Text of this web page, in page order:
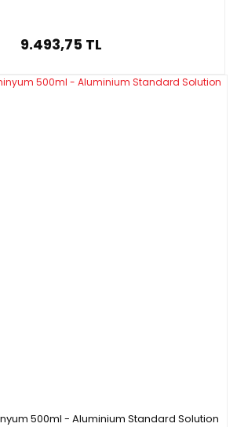
9.493,75 TL
500ml - Aluminium Standard Solution